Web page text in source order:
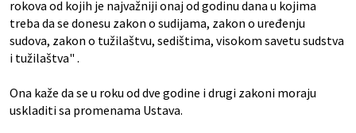
rokova od kojih je najvažniji onaj od godinu dana u kojima
treba da se donesu zakon o sudijama, zakon o uređenju
sudova, zakon o tužilaštvu, sedištima, visokom savetu sudstva
i tužilaštva" .
Ona kaže da se u roku od dve godine i drugi zakoni moraju
uskladiti sa promenama Ustava.